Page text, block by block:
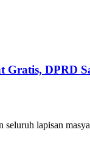
Gratis, DPRD
seluruh lapisan